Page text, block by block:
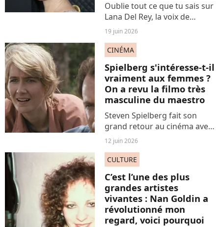
Oublie tout ce que tu sais sur
Lana Del Rey, la voix de
“Summertime sadness”. Elle
est insaisissable. C’est ce que
m'a appris la journaliste
Sarah Dahan dans son tout
dernier livre,...
19 juin 2026
CINÉMA
Spielberg s'intéresse-t-il
vraiment aux femmes ?
On a revu la filmo très
masculine du maestro
Steven Spielberg fait son
grand retour au cinéma avec
Disclosure Day. Un nouveau
blockbuster qui semble
beaucoup emprunter à…
Rencontres du 3ème type ! Ce
film d’extraterrestres est...
12 juin 2026
CULTURE
C’est l’une des plus
grandes artistes
vivantes : Nan Goldin a
révolutionné mon
regard, voici pourquoi